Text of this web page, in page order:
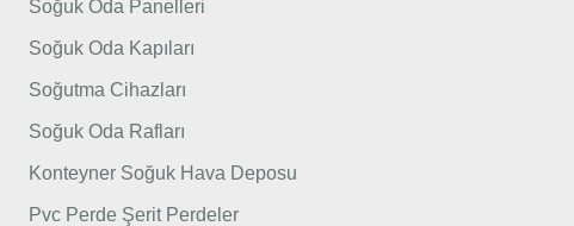
Soğuk Oda Panelleri
Soğuk Oda Kapıları
Soğutma Cihazları
Soğuk Oda Rafları
Konteyner Soğuk Hava Deposu
Pvc Perde Şerit Perdeler